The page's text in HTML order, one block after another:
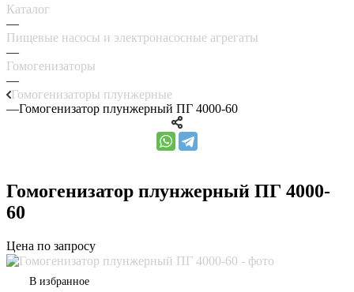
Каталог
—
Пищевые насосы и электронасосные агрегаты
—
Гомогенизаторы
—
Гомогенизаторы плунжерные
—Гомогенизатор плунжерный ПГ 4000-60
Гомогенизатор плунжерный ПГ 4000-
60
Цена по запросу
В избранное